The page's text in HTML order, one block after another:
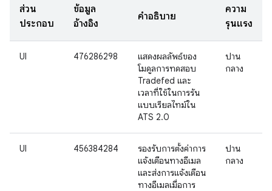
ส่วน
ประกอบ
ข้อมูล
อ้างอิง
คำอธิบาย
ความ
รุนแรง
UI 476286298
แสดงผลลัพธ์ของ
โมดูลการทดสอบ
Tradefed และ
เวลาที่ใช้ในการรัน
แบบเรียลไทม์ใน
ATS 2.0
ปาน
กลาง
UI 456384284
รองรับการตั้งค่าการ
แจ้งเตือนทางอีเมล
และส่งการแจ้งเตือน
ทางอีเมลเมื่อการ
ปาน
กลาง